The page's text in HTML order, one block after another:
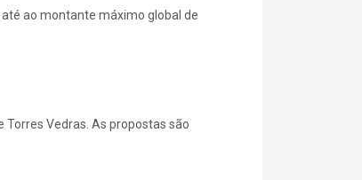
ao montante máximo global de
Torres Vedras. As propostas são